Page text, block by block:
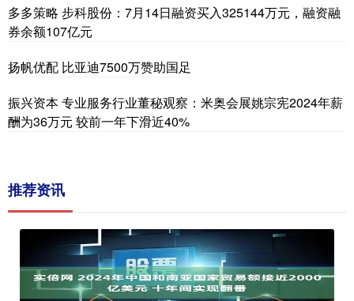
多多策略 步科股份：7月14日融资买入325144万元，融资融
券余额107亿元
扬帆优配 比亚迪7500万赞助国足
振兴资本 专业服务行业董秘观察：米奥会展姚宗宪2024年薪
酬为36万元 较前一年下滑近40%
推荐资讯